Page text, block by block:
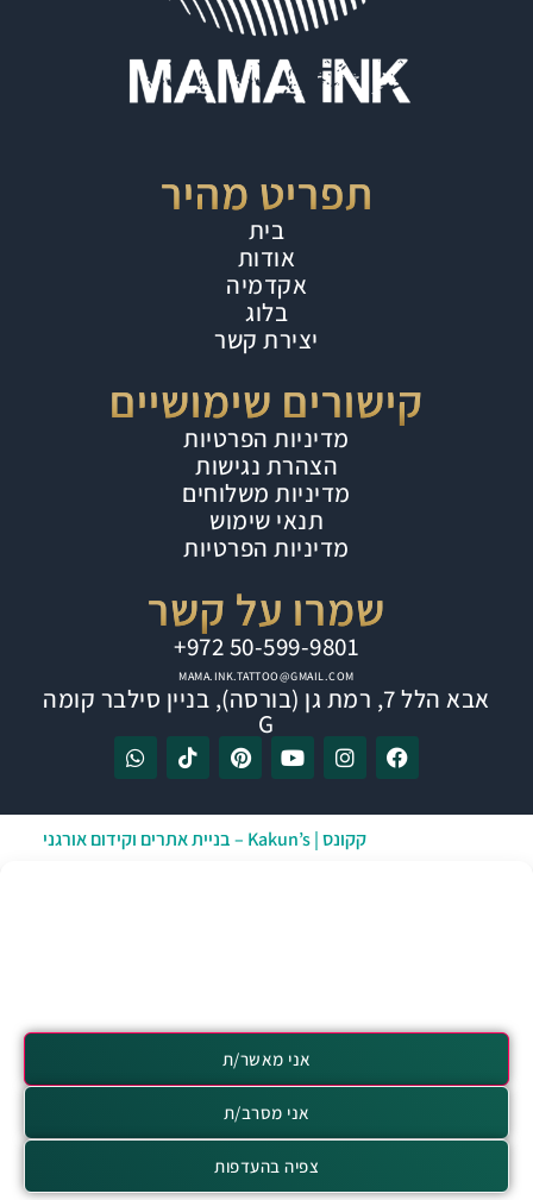
אני מאשר/ת
אני מסרב/ת
צפיה בהעדפות
תפריט מהיר
בית
אודות
אקדמיה
בלוג
יצירת קשר
קישורים שימושיים
מדיניות הפרטיות
הצהרת נגישות
מדיניות משלוחים
תנאי שימוש
מדיניות הפרטיות
שמרו על קשר
MAMA.INK.TATTOO@GMAIL.COM
אבא הלל 7, רמת גן (בורסה), בניין סילבר קומה
G
קקונס | Kakun’s – בניית אתרים וקידום אורגני